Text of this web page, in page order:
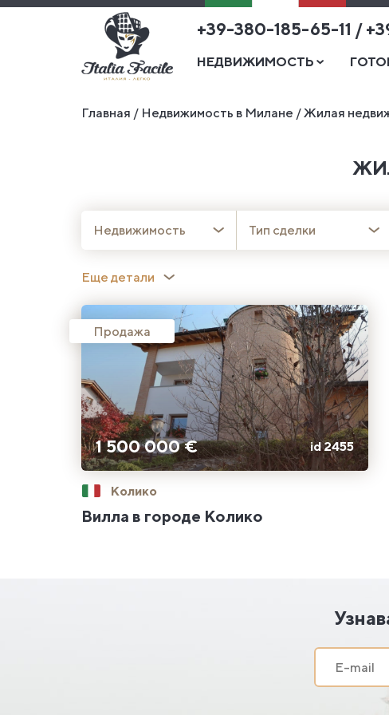
+39-380-185-65-11 /
НЕДВИЖИМОСТЬ
Главная / Недвижимость в Милане /Жилая
Недвижимость Тип сделки
Еще детали
Продажа
1 500 000 € id 2455
Колико
Вилла в городе Колико